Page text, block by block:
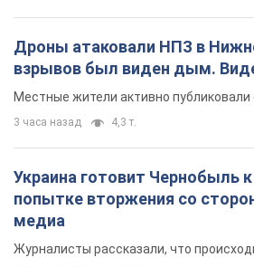
Дроны атаковали НПЗ в
взрывов был виден дым.
Местные жители активно
3 часа назад 4,3 т.
Украина готовит Чернобыль
попытке вторжения со
медиа
Журналисты рассказали, что